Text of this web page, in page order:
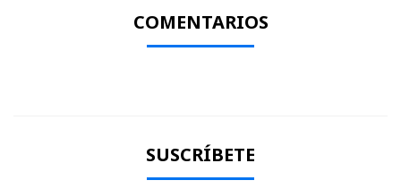
COMENTARIOS
SUSCRÍBETE